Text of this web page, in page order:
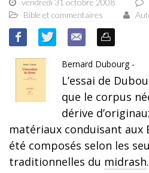
vendredi 31 octobre 2008
Bible et commentaires
Bernard Dubourg -
L’essai de
que le corpus
dérive
matériaux conduisant aux
été composés selon les
traditionnelles du midrash.